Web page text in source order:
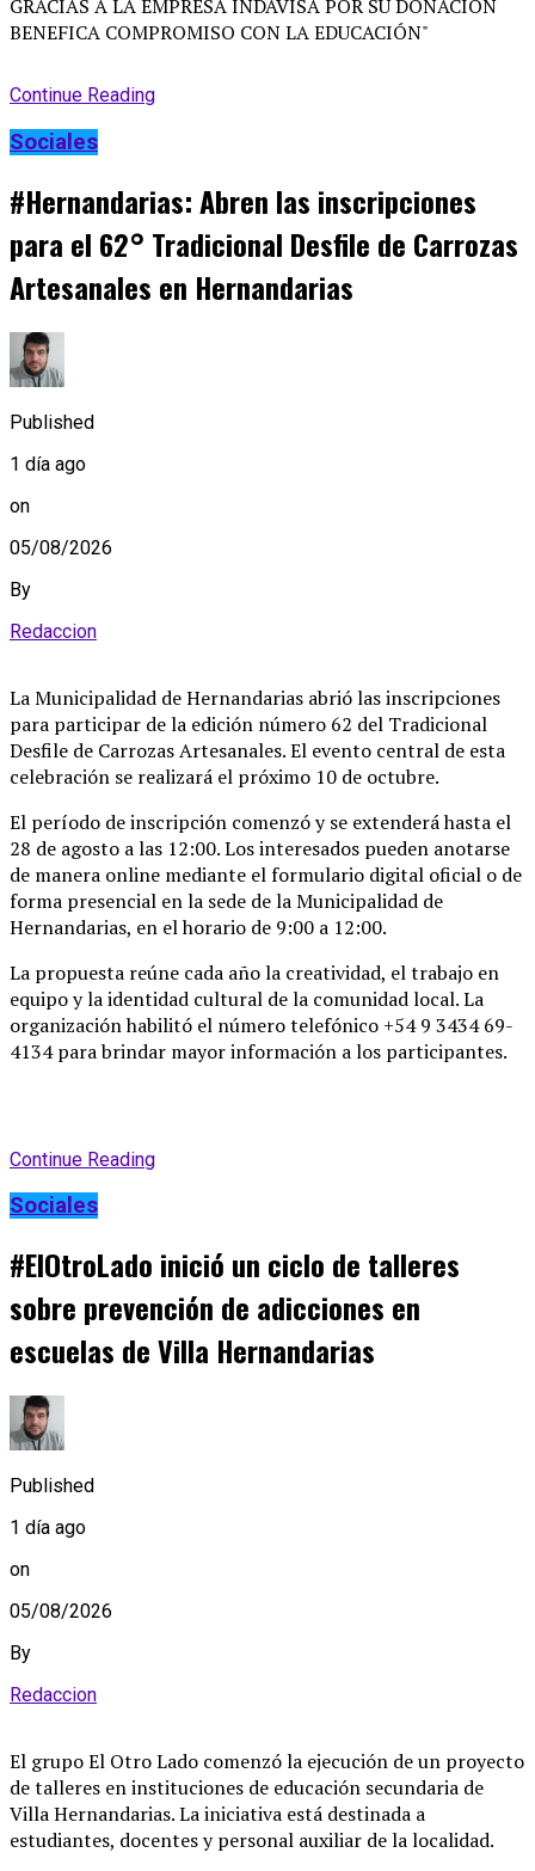
Continue Reading
Sociales
#Hernandarias: Abren las inscripciones
para el 62° Tradicional Desfile de Carrozas
Artesanales en Hernandarias
Published
1 día ago
on
05/08/2026
By
Redaccion
La Municipalidad de Hernandarias abrió las inscripciones
para participar de la edición número 62 del Tradicional
Desfile de Carrozas Artesanales. El evento central de esta
celebración se realizará el próximo 10 de octubre.
El período de inscripción comenzó y se extenderá hasta el
28 de agosto a las 12:00. Los interesados pueden anotarse
de manera online mediante el formulario digital oficial o de
forma presencial en la sede de la Municipalidad de
Hernandarias, en el horario de 9:00 a 12:00.
La propuesta reúne cada año la creatividad, el trabajo en
equipo y la identidad cultural de la comunidad local. La
organización habilitó el número telefónico +54 9 3434 69-
4134 para brindar mayor información a los participantes.
Continue Reading
Sociales
#ElOtroLado inició un ciclo de talleres
sobre prevención de adicciones en
escuelas de Villa Hernandarias
Published
1 día ago
on
05/08/2026
By
Redaccion
El grupo El Otro Lado comenzó la ejecución de un proyecto
de talleres en instituciones de educación secundaria de
Villa Hernandarias. La iniciativa está destinada a
estudiantes, docentes y personal auxiliar de la localidad.